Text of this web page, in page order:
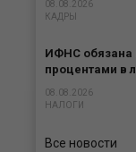
08.08.2026
КАДРЫ
ИФНС обязана
процентами в
08.08.2026
НАЛОГИ
Все новости